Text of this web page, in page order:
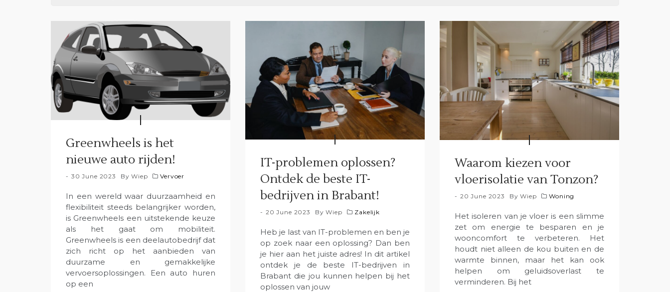
Greenwheels is het
nieuwe auto rijden!
30 June 2023 ByWiep Vervoer
In een wereld waar duurzaamheid en
flexibiliteit steeds belangrijker worden,
is Greenwheels een uitstekende keuze
als het gaat om mobiliteit.
Greenwheels is een deelautobedrijf dat
zich richt op het aanbieden van
duurzame en gemakkelijke
vervoersoplossingen. Een auto huren
op een
IT-problemen oplossen?
Ontdek de beste IT-
bedrijven in Brabant!
20 June 2023 ByWiep Zakelijk
Heb je last van IT-problemen en ben je
op zoek naar een oplossing? Dan ben
je hier aan het juiste adres! In dit artikel
ontdek je de beste IT-bedrijven in
Brabant die jou kunnen helpen bij het
oplossen van jouw
Waarom kiezen voor
vloerisolatie van Tonzon?
20 June 2023 ByWiep Woning
Het isoleren van je vloer is een slimme
zet om energie te besparen en je
wooncomfort te verbeteren. Het
houdt niet alleen de kou buiten en de
warmte binnen, maar het kan ook
helpen om geluidsoverlast te
verminderen. Bij het